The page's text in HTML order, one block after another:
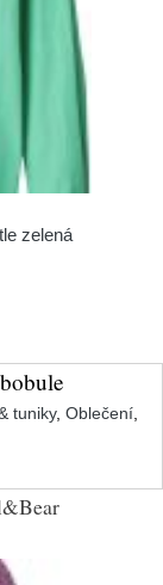
zelená
tuniky, Oblečení